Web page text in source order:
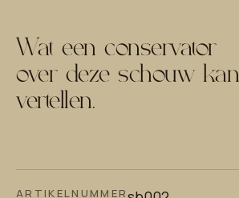
Wat een conservator
over deze schouw kan
vertellen.
ARTIKELNUMMER